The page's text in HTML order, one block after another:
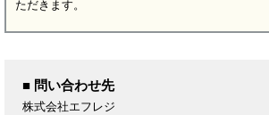
ただきます。
■ 問い合わせ先
株式会社エフレジ